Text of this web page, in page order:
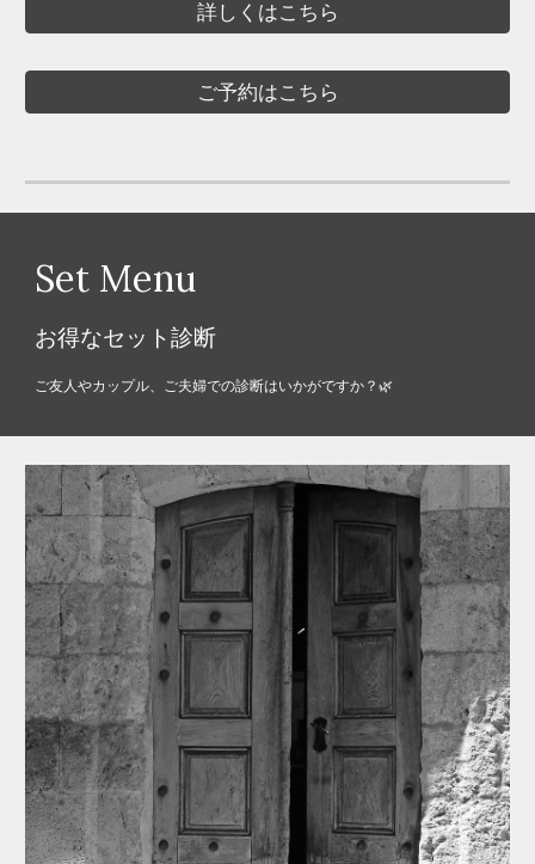
詳しくはこちら
ご予約はこちら
Set Menu
お得なセット診断
ご友人やカップル、ご夫婦での診断はいかがですか？🌿